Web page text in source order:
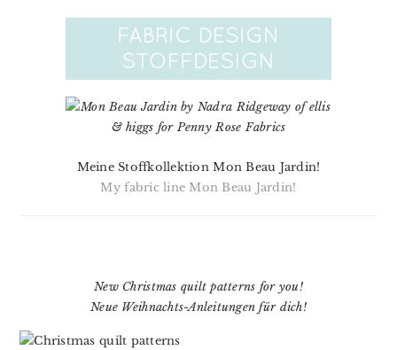
Meine Stoffkollektion Mon Beau Jardin!
My fabric line Mon Beau Jardin!
New Christmas quilt patterns for you!
Neue Weihnachts-Anleitungen für dich!